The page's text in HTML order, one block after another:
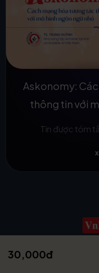
30,000đ
Askonomy:
thông tin với
Tin được tóm
© 2025